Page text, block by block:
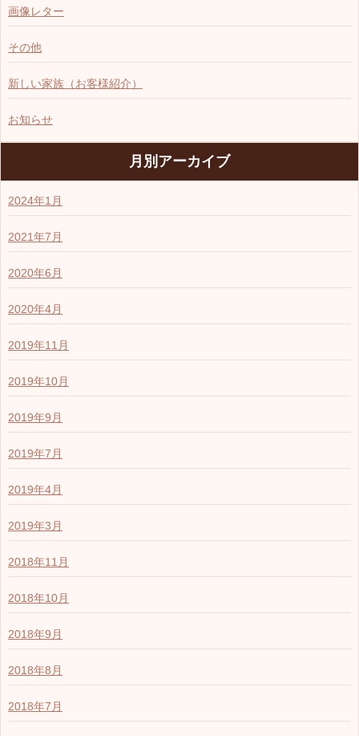
画像レター
その他
新しい家族（お客様紹介）
お知らせ
月別アーカイブ
2024年1月
2021年7月
2020年6月
2020年4月
2019年11月
2019年10月
2019年9月
2019年7月
2019年4月
2019年3月
2018年11月
2018年10月
2018年9月
2018年8月
2018年7月